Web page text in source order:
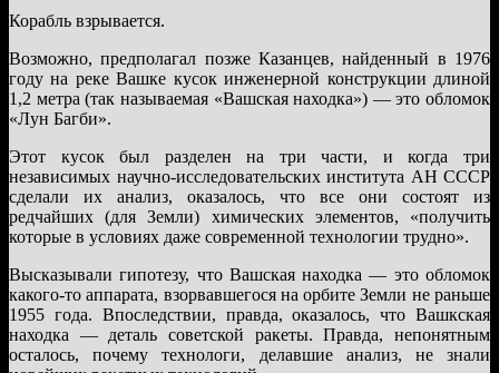
Корабль взрывается.
Возможно, предполагал позже Казанцев, найденный в 1976
году на реке Вашке кусок инженерной конструкции длиной
1,2 метра (так называемая «Вашская находка») — это обломок
«Лун Багби».
Этот кусок был разделен на три части, и когда три
независимых научно-исследовательских института АН СССР
сделали их анализ, оказалось, что все они состоят из
редчайших (для Земли) химических элементов, «получить
которые в условиях даже современной технологии трудно».
Высказывали гипотезу, что Вашская находка — это обломок
какого-то аппарата, взорвавшегося на орбите Земли не раньше
1955 года. Впоследствии, правда, оказалось, что Вашкская
находка — деталь советской ракеты. Правда, непонятным
осталось, почему технологи, делавшие анализ, не знали